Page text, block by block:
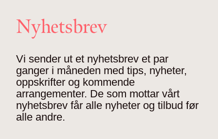
Nyhetsbrev
Vi sender ut et nyhetsbrev et par
ganger i måneden med tips, nyheter,
oppskrifter og kommende
arrangementer. De som mottar vårt
nyhetsbrev får alle nyheter og tilbud før
alle andre.